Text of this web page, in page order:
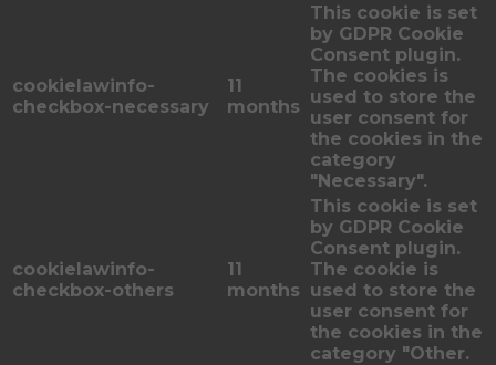
cookielawinfo-
checkbox-necessary
11
months
This cookie is set
by GDPR Cookie
Consent plugin.
The cookies is
used to store the
user consent for
the cookies in the
category
"Necessary".
cookielawinfo-
checkbox-others
11
months
This cookie is set
by GDPR Cookie
Consent plugin.
The cookie is
used to store the
user consent for
the cookies in the
category "Other.